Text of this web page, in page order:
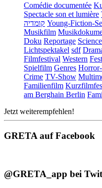
Comédie documentée
Spectacle son et lumière
קומדיה Young-Fiction-
Musikfilm
Doku Reportage
Lichtspektakel sdf
Filmfestival Western
Spielfilm Genres
Crime TV-Show
Familienfilm
am Berghain Berlin
Jetzt weiterempfehlen!
GRETA auf Facebook
@GRETA_app bei